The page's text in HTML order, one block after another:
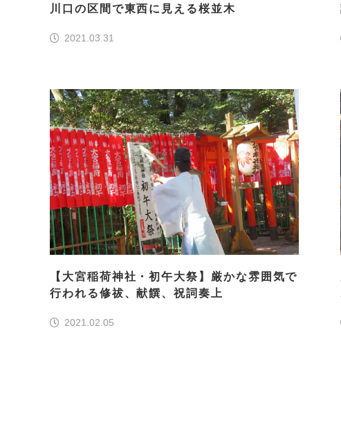
川口の区間で東西に見える桜並木
2021.03.31
【大宮稲荷神社・初午大祭】厳かな雰囲気で
行われる修祓、献饌、祝詞奏上
2021.02.05